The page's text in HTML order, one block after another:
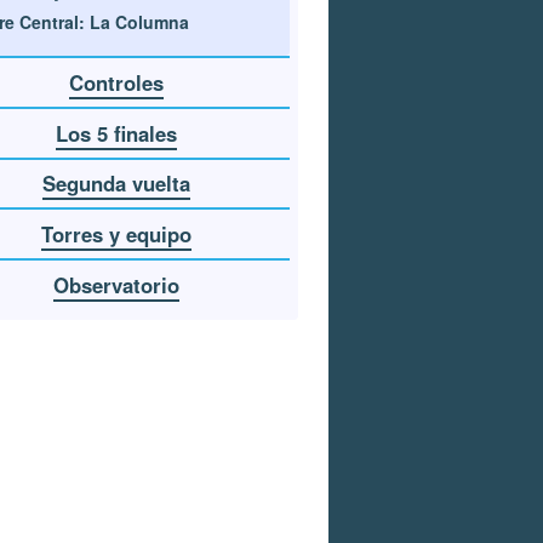
Central: La Columna
Controles
Los 5 finales
Segunda vuelta
Torres y equipo
Observatorio